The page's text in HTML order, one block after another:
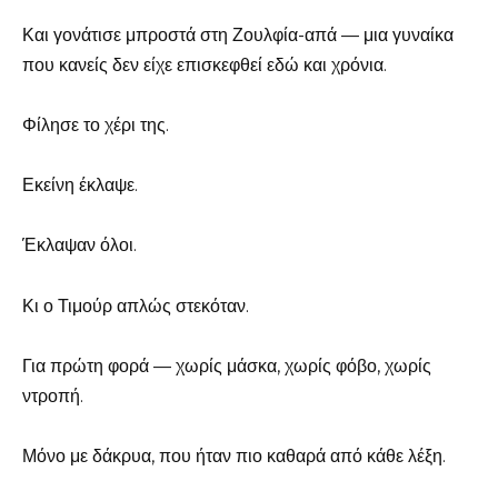
Και γονάτισε μπροστά στη Ζουλφία-απά — μια γυναίκα
που κανείς δεν είχε επισκεφθεί εδώ και χρόνια.
Φίλησε το χέρι της.
Εκείνη έκλαψε.
Έκλαψαν όλοι.
Κι ο Τιμούρ απλώς στεκόταν.
Για πρώτη φορά — χωρίς μάσκα, χωρίς φόβο, χωρίς
ντροπή.
Μόνο με δάκρυα, που ήταν πιο καθαρά από κάθε λέξη.